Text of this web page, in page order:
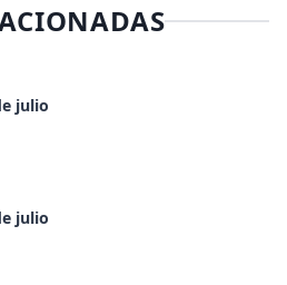
julio
julio